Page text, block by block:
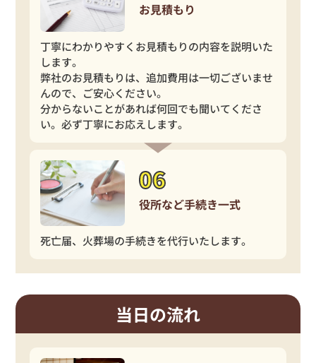
お見積もり
丁寧にわかりやすくお見積もりの内容を説明いた
します。
弊社のお見積もりは、追加費用は一切ございませ
んので、ご安心ください。
分からないことがあれば何回でも聞いてくださ
い。必ず丁寧にお応えします。
役所など手続き一式
死亡届、火葬場の手続きを代行いたします。
当日の流れ